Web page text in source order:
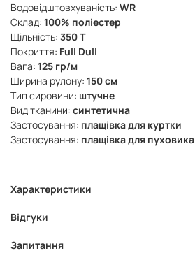
Водовідштовхуваність: WR
Склад: 100% поліестер
Щільність: 350 Т
Покриття: Full Dull
Вага: 125 гр/м
Ширина рулону: 150 см
Тип сировини: штучне
Вид тканини: синтетична
Застосування: плащівка для куртки
Застосування: плащівка для пуховика
Характеристики
Відгуки
Запитання